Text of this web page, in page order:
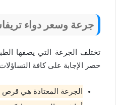
جرعة وسعر دواء
تختلف الجرعة التي يصفها
حصر الإجابة على كافة
الجرعة المعتادة هي قرص